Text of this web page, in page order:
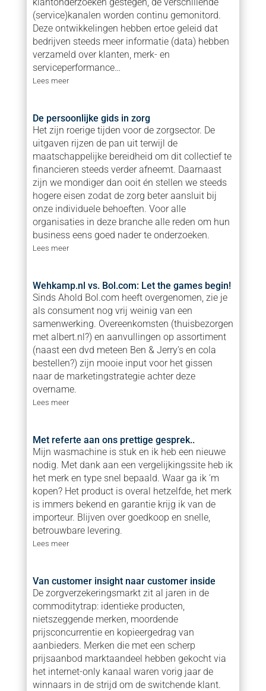
(service)kanalen worden continu gemonitord.
Deze ontwikkelingen hebben ertoe geleid dat
bedrijven steeds meer informatie (data) hebben
verzameld over klanten, merk- en
serviceperformance…
Lees meer
De persoonlijke gids in zorg
Het zijn roerige tijden voor de zorgsector. De
uitgaven rijzen de pan uit terwijl de
maatschappelijke bereidheid om dit collectief te
financieren steeds verder afneemt. Daarnaast
zijn we mondiger dan ooit én stellen we steeds
hogere eisen zodat de zorg beter aansluit bij
onze individuele behoeften. Voor alle
organisaties in deze branche alle reden om hun
business eens goed nader te onderzoeken.
Lees meer
Wehkamp.nl vs. Bol.com: Let the games begin!
Sinds Ahold Bol.com heeft overgenomen, zie je
als consument nog vrij weinig van een
samenwerking. Overeenkomsten (thuisbezorgen
met albert.nl?) en aanvullingen op assortiment
(naast een dvd meteen Ben & Jerry’s en cola
bestellen?) zijn mooie input voor het gissen
naar de marketingstrategie achter deze
overname.
Lees meer
Met referte aan ons prettige gesprek..
Mijn wasmachine is stuk en ik heb een nieuwe
nodig. Met dank aan een vergelijkingssite heb ik
het merk en type snel bepaald. Waar ga ik ‘m
kopen? Het product is overal hetzelfde, het merk
is immers bekend en garantie krijg ik van de
importeur. Blijven over goedkoop en snelle,
betrouwbare levering.
Lees meer
Van customer insight naar customer inside
De zorgverzekeringsmarkt zit al jaren in de
commoditytrap: identieke producten,
nietszeggende merken, moordende
prijsconcurrentie en kopieergedrag van
aanbieders. Merken die met een scherp
prijsaanbod marktaandeel hebben gekocht via
het internet-only kanaal waren vorig jaar de
winnaars in de strijd om de switchende klant.